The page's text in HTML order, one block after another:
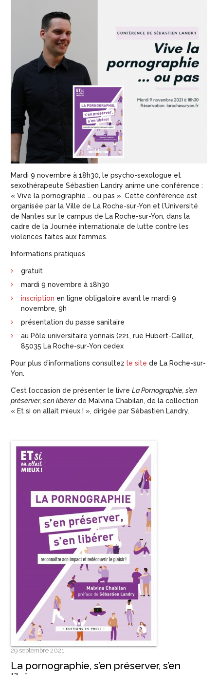
Mardi 9 novembre à 18h30, le psycho-sexologue et
sexothérapeute Sébastien Landry anime une conférence :
« Vive la pornographie … ou pas ». Cette conférence est
organisée par la Ville de La Roche-sur-Yon et l’Université
de Nantes sur le campus de La Roche-sur-Yon, dans la
cadre de la Journée internationale de lutte contre les
violences faites aux femmes.
Informations pratiques
gratuit
mardi 9 novembre à 18h30
inscription en ligne obligatoire avant le mardi 9
novembre, 9h
présentation du passe sanitaire
au Pôle universitaire yonnais (221, rue Hubert-Cailler,
85035 La Roche-sur-Yon cedex
Pour plus d’informations consultez le site de La Roche-sur-
Yon.
C’est l’occasion de présenter le livre La Pornographie, s’en
préserver, s’en libérerde Malvina Chabilan, de la collection
« Et si on allait mieux ! », dirigée par Sébastien Landry.
29 septembre 2021
La pornographie, s’en préserver, s’en